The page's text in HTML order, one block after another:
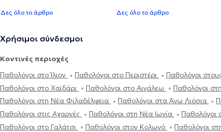
Δες όλο το άρθρο Δες όλο το άρθρο
Χρήσιμοι σύνδεσμοι
Κοντινές περιοχές
Παθολόγοι στο Ίλιον
Παθολόγοι στο Περιστέρι
Παθολόγοι
Παθολόγοι στο Χαϊδάρι
Παθολόγοι στο Αιγάλεω
Παθολόγοι
Παθολόγοι στη Νέα Φιλαδέλφεια
Παθολόγοι στα Άνω Λιόσια
Παθολόγοι στις Αχαρνές
Παθολόγοι στη Νέα Ιωνία
Παθολόγοι
Παθολόγοι στο Γαλάτσι
Παθολόγοι στον Κολωνό
Παθολόγοι